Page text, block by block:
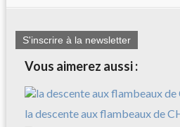
S'inscrire à la newsletter
Vous aimerez aussi :
la descente aux flambeaux de